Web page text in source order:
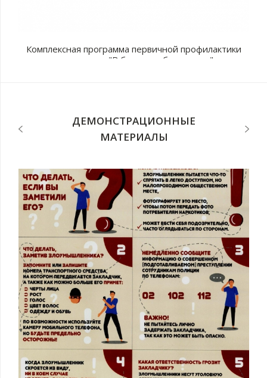
Комплексная программа первичной профилактики
наркомании "В будущее без рисков"
ДЕМОНСТРАЦИОННЫЕ
МАТЕРИАЛЫ